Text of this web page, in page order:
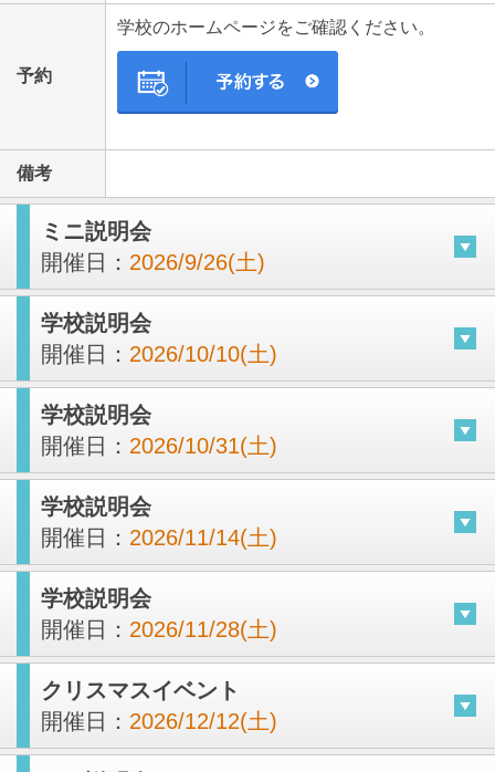
予約
学校のホームページをご確認ください。
備考
ミニ説明会
開催日： 2026/9/26(土)
学校説明会
開催日： 2026/10/10(土)
学校説明会
開催日： 2026/10/31(土)
学校説明会
開催日： 2026/11/14(土)
学校説明会
開催日： 2026/11/28(土)
クリスマスイベント
開催日： 2026/12/12(土)